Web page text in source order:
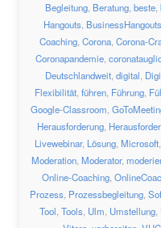
Begleitung, Beratung, beste,
Hangouts, BusinessHangouts
Coaching, Corona, Corona-
Coronapandemie,
Deutschlandweit, digital,
Flexibilität, führen, Führung,
Google-Classroom,
Herausforderung,
Livewebinar, Lösung, Microsoft,
Moderation, Moderator,
Online-Coaching,
Prozess, Prozessbegleitung,
Tool, Tools, Ulm, Umstellung,